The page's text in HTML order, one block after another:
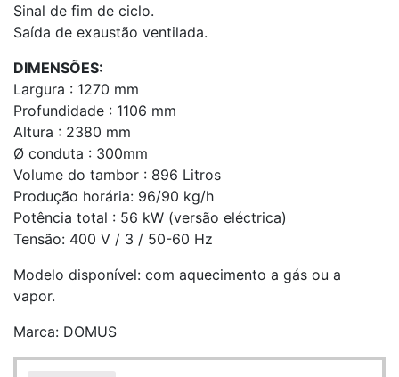
Sinal de fim de ciclo.
Saída de exaustão ventilada.
DIMENSÕES:
Largura : 1270 mm
Profundidade : 1106 mm
Altura : 2380 mm
Ø conduta : 300mm
Volume do tambor : 896 Litros
Produção horária: 96/90 kg/h
Potência total : 56 kW (versão eléctrica)
Tensão: 400 V / 3 / 50-60 Hz
Modelo disponível: com aquecimento a gás ou a
vapor.
Marca: DOMUS